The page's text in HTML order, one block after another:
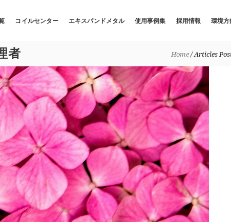
コイルセンター エキスパンドメタル 使用事例集 採用情報 環境
者 Home Articles